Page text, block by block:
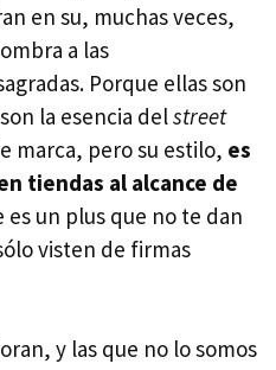
en su, muchas veces,
a las
Porque ellas son
la esencia delstreet
marca, pero su estilo, es
tiendas al alcance de
es un plus que no te dan
visten de firmas
y las que no lo somos